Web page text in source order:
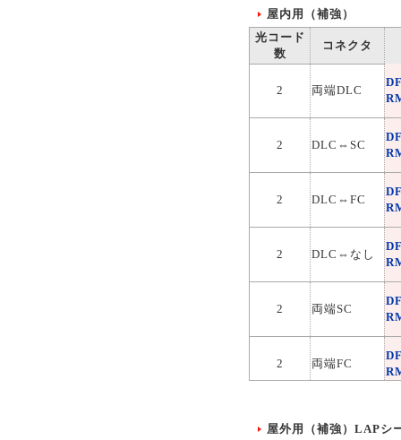
屋内用（補強）
光コード
数
コネクタ
2 両端DLC
2 DLC⇔SC
2 DLC⇔FC
2 DLC⇔なし
2 両端SC
2 両端FC
屋外用（補強）LAPシ